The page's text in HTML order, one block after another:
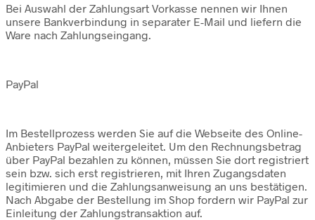
Bei Auswahl der Zahlungsart Vorkasse nennen wir Ihnen
unsere Bankverbindung in separater E-Mail und liefern die
Ware nach Zahlungseingang.
PayPal
Im Bestellprozess werden Sie auf die Webseite des Online-
Anbieters PayPal weitergeleitet. Um den Rechnungsbetrag
über PayPal bezahlen zu können, müssen Sie dort registriert
sein bzw. sich erst registrieren, mit Ihren Zugangsdaten
legitimieren und die Zahlungsanweisung an uns bestätigen.
Nach Abgabe der Bestellung im Shop fordern wir PayPal zur
Einleitung der Zahlungstransaktion auf.